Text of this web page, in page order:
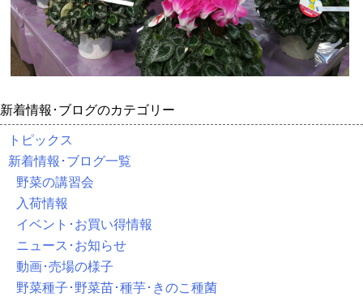
新着情報･ブログのカテゴリー
トピックス
新着情報･ブログ一覧
野菜の講習会
入荷情報
イベント･お買い得情報
ニュース･お知らせ
動画･売場の様子
野菜種子･野菜苗･種芋･きのこ種菌